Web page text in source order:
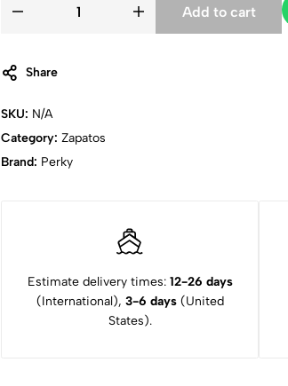
Add to cart
Share
SKU: N/A
Category: Zapatos
Brand: Perky
Estimate delivery times: 12-26 days
(International), 3-6 days(United
States).